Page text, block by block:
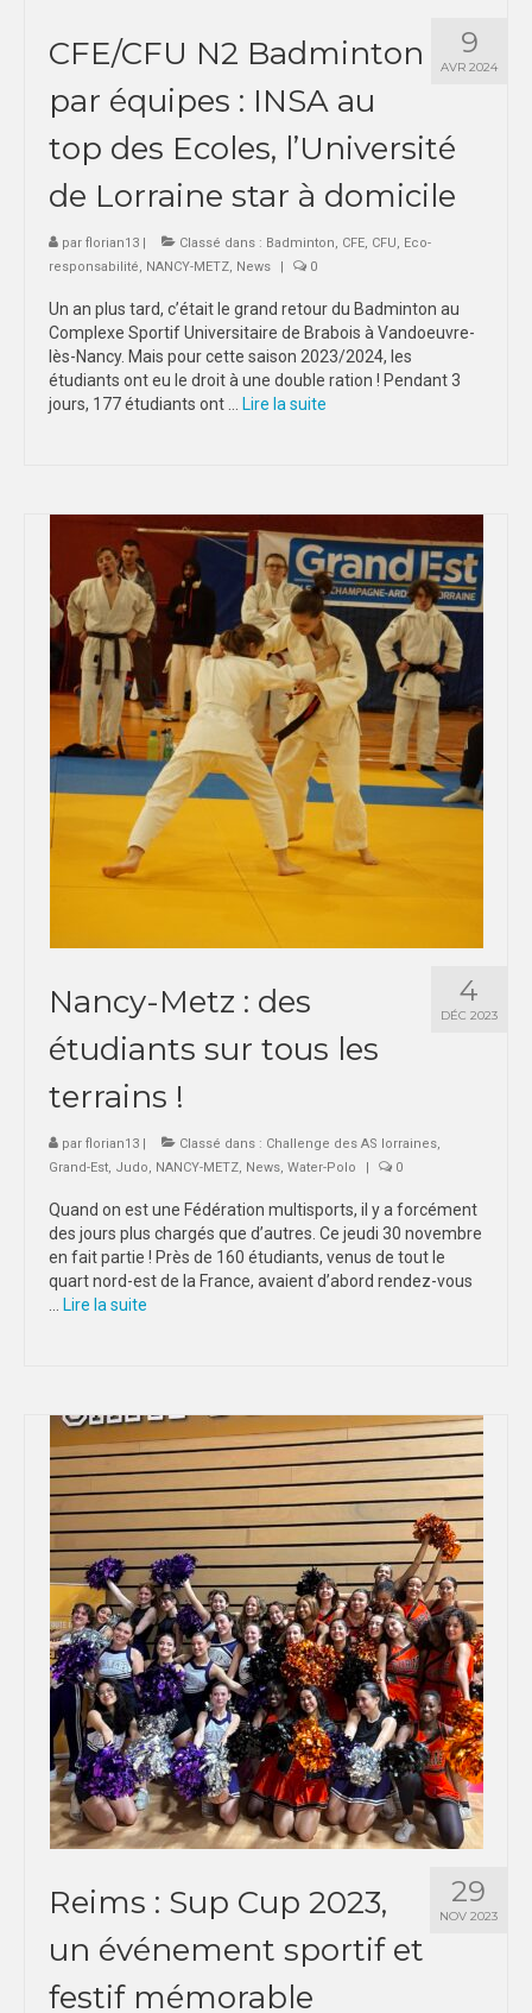
9
AVR 2024
CFE/CFU N2 Badminton
par équipes : INSA au
top des Ecoles, l’Université
de Lorraine star à domicile
par florian13 | Classé dans : Badminton, CFE, CFU, Eco-
responsabilité, NANCY-METZ, News | 0
Un an plus tard, c’était le grand retour du Badminton au
Complexe Sportif Universitaire de Brabois à Vandoeuvre-
lès-Nancy. Mais pour cette saison 2023/2024, les
étudiants ont eu le droit à une double ration ! Pendant 3
jours, 177 étudiants ont …
Lire la suite­­
4
DÉC 2023
Nancy-Metz : des
étudiants sur tous les
terrains !
par florian13 | Classé dans : Challenge des AS lorraines,
Grand-Est, Judo, NANCY-METZ, News, Water-Polo | 0
Quand on est une Fédération multisports, il y a forcément
des jours plus chargés que d’autres. Ce jeudi 30 novembre
en fait partie ! Près de 160 étudiants, venus de tout le
quart nord-est de la France, avaient d’abord rendez-vous
Lire la suite­­
29
NOV 2023
Reims : Sup Cup 2023,
un événement sportif et
festif mémorable